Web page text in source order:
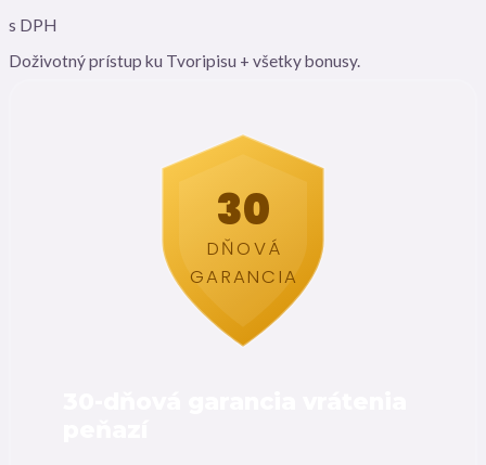
s DPH
Doživotný prístup ku Tvoripisu + všetky bonusy.
30
DŇOVÁ
GARANCIA